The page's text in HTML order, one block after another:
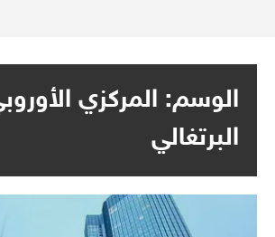
الوسم: المركزي
البرتغالي